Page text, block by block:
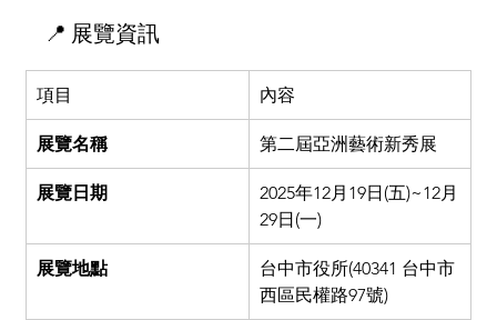
📍 展覽資訊
項目 內容
展覽名稱 第二屆亞洲藝術新秀展
展覽日期
2025年12月19日(五)~12月
29日(一)
展覽地點
台中市役所(40341 台中市
西區民權路97號)